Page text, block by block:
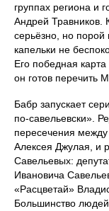
группах региона и
Андрей Травников.
серьёзно, но порой
капельки не
Его победная
он готов перечить
Бабр запускает
по‑савельевски».
пересечения
Алексея Джулая, и
Савельевых:
Ивановича
«Расцветай»
Большинство